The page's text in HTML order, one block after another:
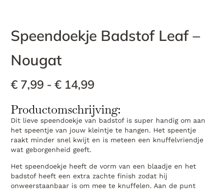
Speendoekje Badstof Leaf –
Nougat
€ 7,99 - € 14,99
Productomschrijving:
Dit lieve speendoekje van badstof is super handig om aan
het speentje van jouw kleintje te hangen. Het speentje
raakt minder snel kwijt en is meteen een knuffelvriendje
wat geborgenheid geeft.
Het speendoekje heeft de vorm van een blaadje en het
badstof heeft een extra zachte finish zodat hij
onweerstaanbaar is om mee te knuffelen. Aan de punt